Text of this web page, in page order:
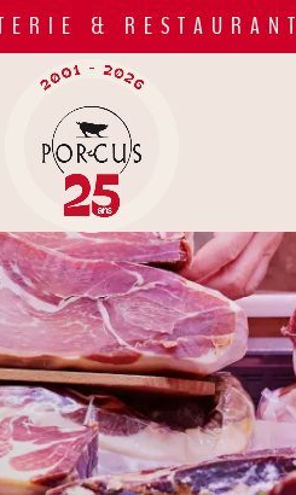
E R I E & R E S T A U R A N T